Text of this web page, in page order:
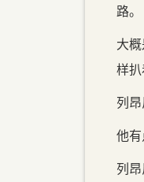
路。
大
样
列
他
列